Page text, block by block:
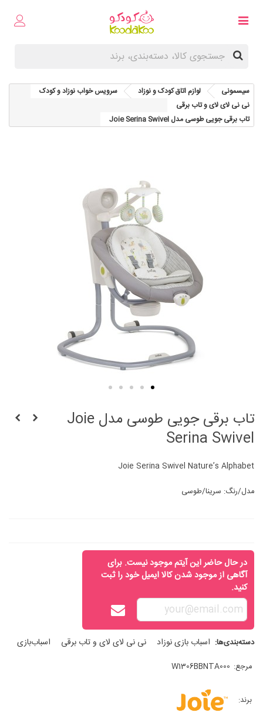
سیسمونی لوازم اتاق کودک و نوزاد
سرویس خواب نوزاد و کودک
نی‌ نی‌ لای لای و تاب برقی
تاب برقی جویی طوسی مدل Joie Serina Swivel
تاب برقی جویی طوسی مدل Joie
Serina Swivel
Joie Serina Swivel Nature’s Alphabet
مدل/رنگ: سرینا/طوسی
در حال حاضر این آیتم موجود نیست. برای
آگاهی از موجود شدن کالا ایمیل خود را ثبت
کنید.
دسته‌بندی‌ها: اسباب‌ بازی نوزاد نی‌ نی‌ لای لای و تاب برقی اسباب‌بازی
مرجع: W1306BBNTA000
برند: